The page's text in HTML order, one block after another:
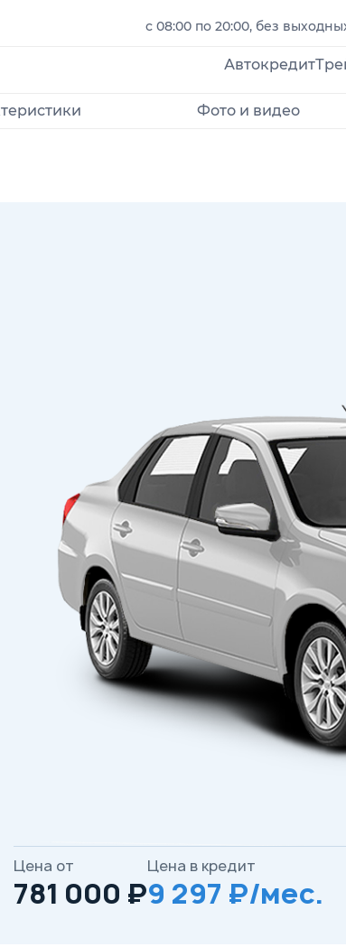
с 08:00 по 20:00, без
Автокредит
Фото и видео
Цена от
781 000 ₽
Цена в кредит
9 297 ₽/мес.